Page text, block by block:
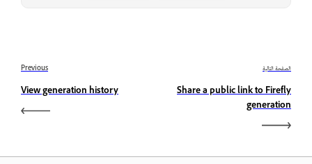
Previous
View generation history
الصفحة التالية
Share a public link to Firefly
generation